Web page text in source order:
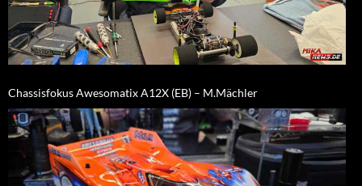
Chassisfokus Awesomatix A12X (EB) – M.Mächler